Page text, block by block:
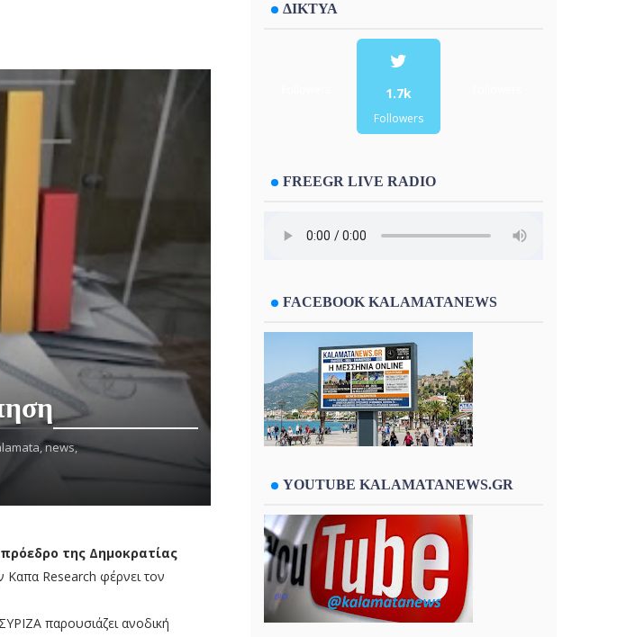
news,
της Δημοκρατίας
Research φέρνει τον
παρουσιάζει ανοδική
ΔΙΚΤΥΑ
1.7k
Followers
FREEGR LIVE RADIO
FACEBOOK KALAMATANEWS
YOUTUBE KALAMATANEWS.GR